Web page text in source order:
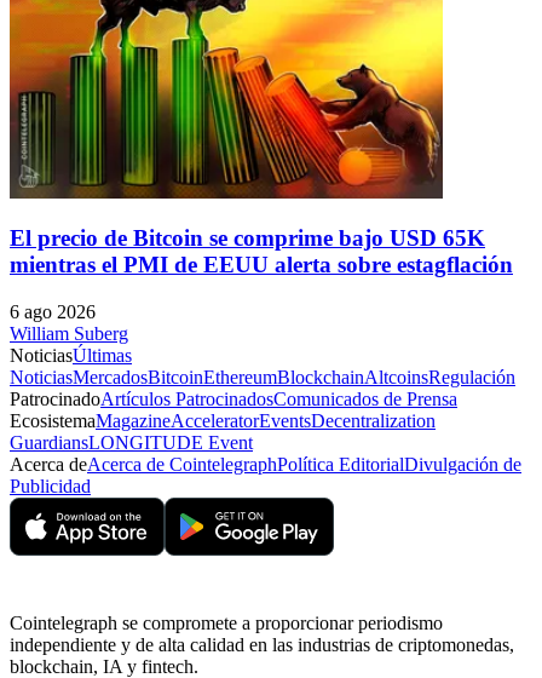
El precio de Bitcoin se comprime bajo USD 65K
mientras el PMI de EEUU alerta sobre estagflación
6 ago 2026
William Suberg
NoticiasÚltimas
NoticiasMercadosBitcoinEthereumBlockchainAltcoinsRegulación
PatrocinadoArtículos PatrocinadosComunicados de Prensa
EcosistemaMagazineAcceleratorEventsDecentralization
GuardiansLONGITUDE Event
Acerca deAcerca de CointelegraphPolítica EditorialDivulgación de
Publicidad
Cointelegraph se compromete a proporcionar periodismo
independiente y de alta calidad en las industrias de criptomonedas,
blockchain, IA y fintech.